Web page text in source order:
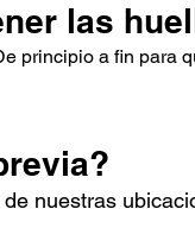
las
principio a fin para
nuestras